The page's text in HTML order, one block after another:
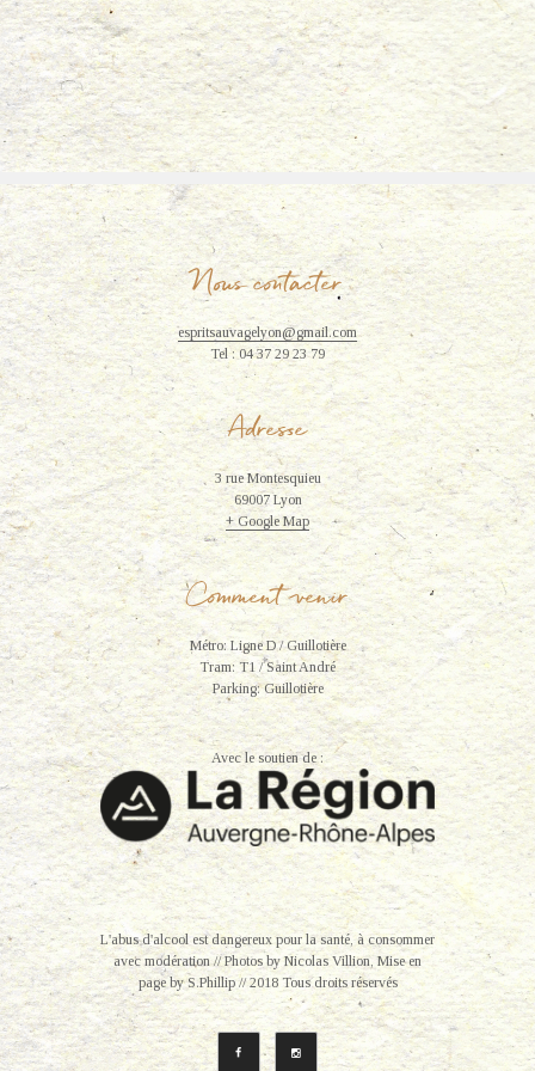
n
u
n
a
Nous contacter
espritsauvagelyon@gmail.com
Tel : 04 37 29 23 79
Adresse
3 rue Montesquieu
69007 Lyon
+ Google Map
Comment venir
Métro: Ligne D / Guillotière
Tram: T1 / Saint André
Parking: Guillotière
Avec le soutien de :
L'abus d'alcool est dangereux pour la santé, à consommer
avec modération // Photos by Nicolas Villion, Mise en
page by S.Phillip // 2018 Tous droits réservés